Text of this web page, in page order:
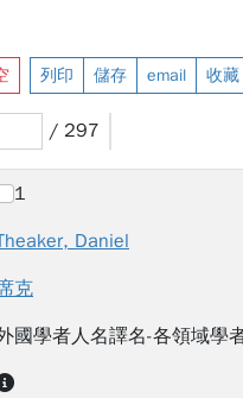
列印 儲存 email 收藏
/ 297
1
Daniel
克
國學者人名譯名-各領域學